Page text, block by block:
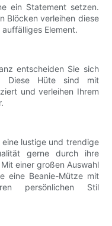
ein Statement setzen.
Blöcken verleihen diese
Element.
entscheiden Sie sich
Diese Hüte sind mit
und verleihen Ihrem
lustige und trendige
gerne durch ihre
einer großen Auswahl
eine Beanie-Mütze mit
persönlichen Stil